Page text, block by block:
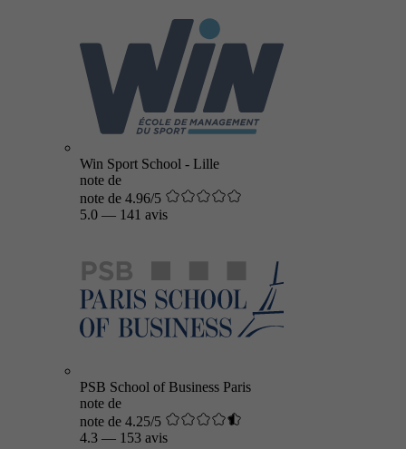
Win Sport School - Lille
note de
note de 4.96/5
5.0 — 141 avis
PSB School of Business Paris
note de
note de 4.25/5
4.3 — 153 avis